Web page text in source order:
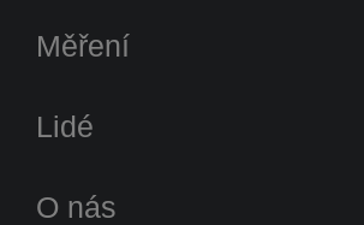
Měření
Lidé
O nás